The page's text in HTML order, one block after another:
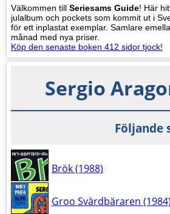
Välkommen till Seriesams Guide! Här
julalbum och pockets som kommit ut i
för ett inplastat exemplar. Samlare
månad med nya priser.
Köp den senaste boken 412 sidor tjock!
Sergio
Följande
Brök (1988)
Groo Svärdbäraren (1984)